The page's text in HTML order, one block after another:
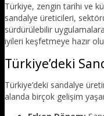
Türkiye, zengin tarihi ve
sandalye üreticileri,
sürdürülebilir
iyileri keşfetmeye hazır
Türkiye’deki
Türkiye’deki sandalye
alanda birçok gelişim